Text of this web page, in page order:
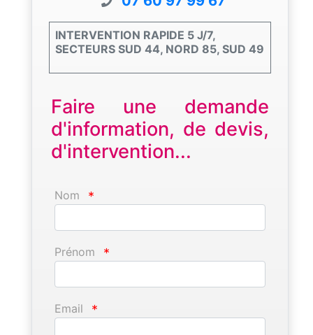
INTERVENTION RAPIDE 5 J/7,
SECTEURS SUD 44, NORD 85, SUD 49
Faire une demande
d'information, de devis,
d'intervention...
Nom *
Prénom *
Email *